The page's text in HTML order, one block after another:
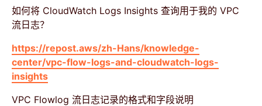
如何将 CloudWatch Logs Insights 查询用于我的 VPC
流日志？
https://repost.aws/zh-Hans/knowledge-
center/vpc-flow-logs-and-cloudwatch-logs-
insights
VPC Flowlog 流日志记录的格式和字段说明